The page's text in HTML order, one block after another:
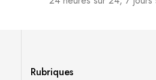
Rubriques